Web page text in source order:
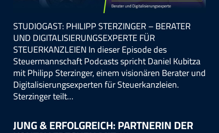
STUDIOGAST: PHILIPP STERZINGER – BERATER
UND DIGITALISIERUNGSEXPERTE FÜR
STEUERKANZLEIEN In dieser Episode des
Steuermannschaft Podcasts spricht Daniel Kubitza
mit Philipp Sterzinger, einem visionären Berater und
Digitalisierungsexperten für Steuerkanzleien.
Sterzinger teilt…
JUNG & ERFOLGREICH: PARTNERIN DER